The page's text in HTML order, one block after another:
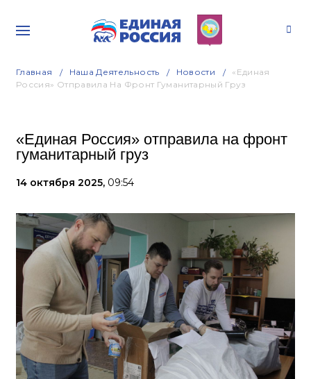
Главная Наша Деятельность Новости
«Единая
Россия» Отправила На Фронт Гуманитарный Груз
«Единая Россия» отправила на фронт
гуманитарный груз
14 октября 2025, 09:54